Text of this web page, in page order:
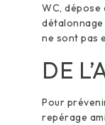
WC, dépose
détalonnage
ne sont pas
DE
Pour
repérage